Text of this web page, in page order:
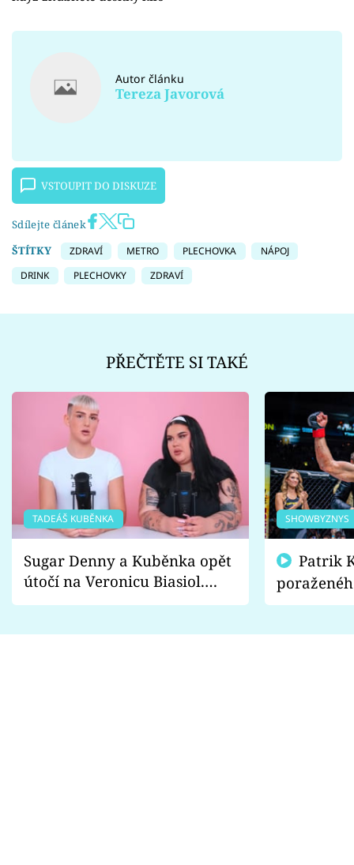
Autor článku
Tereza Javorová
VSTOUPIT DO DISKUZE
Sdílejte článek
ŠTÍTKY
ZDRAVÍ METRO PLECHOVKA
NÁPOJ
DRINK
PLECHOVKY ZDRAVÍ
PŘEČTĚTE SI TAKÉ
TADEÁŠ KUBĚNKA
Sugar Denny a Kuběnka opět
útočí na Veronicu Biasiol.
Proč je podle nich falešná a
SHOWBYZNYS
fanoušci